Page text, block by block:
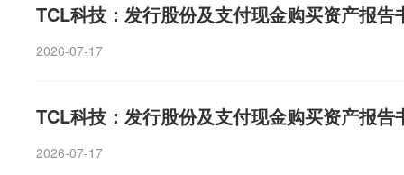
务消费等方向；估值端看，部分龙头估值已降至13倍以
头比较，抑或纵向历史估值比较，均处于低位。南方消费
好，但大众消费品仍呈现L形触底态势，景气度偏弱，相
倍。（证券时报）
资范围内动态调整建设周期、实际投资总额、产品结构
理项目涉及的立项备案、环评等相关手续。日前TCL中环
成本同比下降超13%，EBITDA（息税折旧及摊销前利润
收入占公司光伏业务收入比重超过50%；组件海外出货约
TCL科技：发行股份及支付现金购买资产报
2026-07-17
TCL科技：发行股份及支付现金购买资产报告
2026-07-17